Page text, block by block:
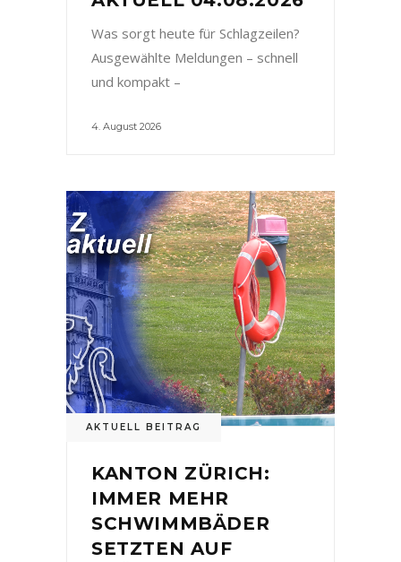
Was sorgt heute für Schlagzeilen?
Ausgewählte Meldungen – schnell
und kompakt –
4. August 2026
AKTUELL BEITRAG
KANTON ZÜRICH:
IMMER MEHR
SCHWIMMBÄDER
SETZTEN AUF